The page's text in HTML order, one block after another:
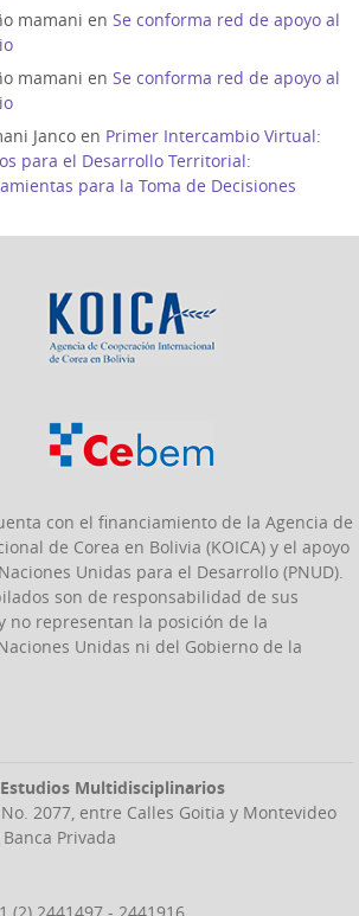
mamani en Se conforma red de apoyo al
mamani en Se conforma red de apoyo al
Janco en Primer Intercambio Virtual:
para el Desarrollo Territorial:
para la Toma de Decisiones
con el financiamiento de la Agencia de
de Corea en Bolivia (KOICA) y el apoyo
Unidas para el Desarrollo (PNUD).
son de responsabilidad de sus
no representan la posición de la
Unidas ni del Gobierno de la
Multidisciplinarios
2077, entre Calles Goitia y Montevideo
Privada